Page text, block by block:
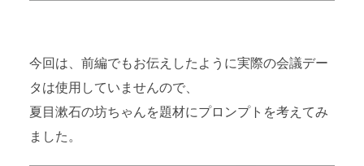
今回は、前編でもお伝えしたように実際の会議デー
タは使用していませんので、
夏目漱石の坊ちゃんを題材にプロンプトを考えてみ
ました。